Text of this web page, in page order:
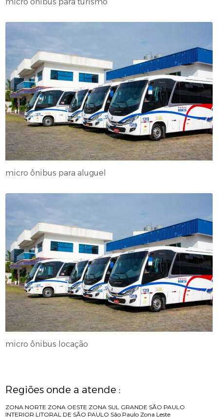
micro ônibus para turismo
micro ônibus para aluguel
micro ônibus locação
Regiões onde a atende :
ZONA NORTE ZONA OESTE ZONA SUL GRANDE SÃO PAULO
INTERIOR LITORAL DE SÃO PAULO São Paulo Zona Leste